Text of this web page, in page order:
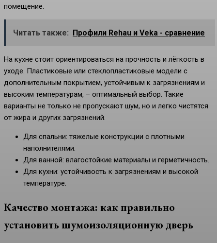
помещение.
Читать также: Профили Rehau и Veka - сравнение
На кухне стоит ориентироваться на прочность и лёгкость в
уходе. Пластиковые или стеклопластиковые модели с
дополнительным покрытием, устойчивым к загрязнениям и
высоким температурам, – оптимальный выбор. Такие
варианты не только не пропускают шум, но и легко чистятся
от жира и других загрязнений.
Для спальни: тяжелые конструкции с плотными
наполнителями.
Для ванной: влагостойкие материалы и герметичность.
Для кухни: устойчивость к загрязнениям и высокой
температуре.
Качество монтажа: как правильно
установить шумоизоляционную дверь